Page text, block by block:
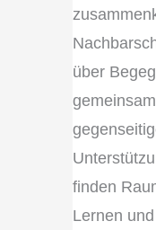
über
finden
Lernen